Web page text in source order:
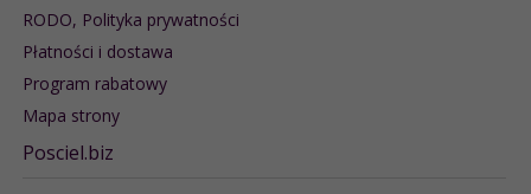
RODO, Polityka prywatności
Płatności i dostawa
Program rabatowy
Mapa strony
Posciel.biz